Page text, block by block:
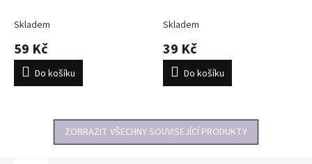
Skladem
59 Kč
Do košíku
Skladem
39 Kč
Do košíku
ZOBRAZIT VŠECHNY SOUVISEJÍCÍ PRODUKTY